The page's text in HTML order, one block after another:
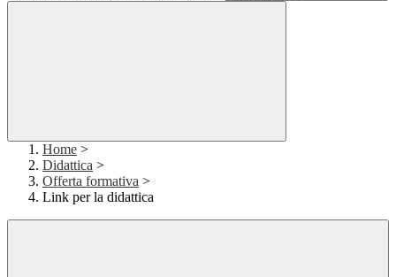
Home >
Didattica >
Offerta formativa >
Link per la didattica